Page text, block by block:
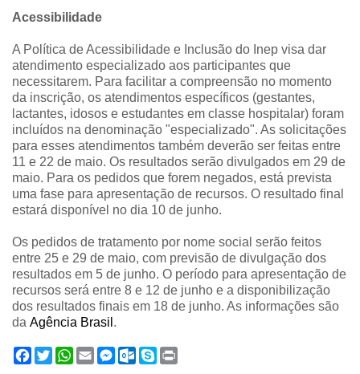
Acessibilidade
A Política de Acessibilidade e Inclusão do Inep visa dar
atendimento especializado aos participantes que
necessitarem. Para facilitar a compreensão no momento
da inscrição, os atendimentos específicos (gestantes,
lactantes, idosos e estudantes em classe hospitalar) foram
incluídos na denominação "especializado". As solicitações
para esses atendimentos também deverão ser feitas entre
11 e 22 de maio. Os resultados serão divulgados em 29 de
maio. Para os pedidos que forem negados, está prevista
uma fase para apresentação de recursos. O resultado final
estará disponível no dia 10 de junho.
Os pedidos de tratamento por nome social serão feitos
entre 25 e 29 de maio, com previsão de divulgação dos
resultados em 5 de junho. O período para apresentação de
recursos será entre 8 e 12 de junho e a disponibilização
dos resultados finais em 18 de junho. As informações são
da Agência Brasil .
F
a
T
w
W
h
E
m
M
e
O
u
S
k